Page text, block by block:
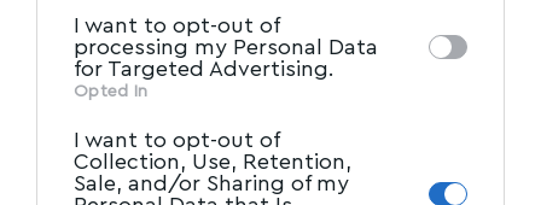
I want to opt-out of
processing my Personal Data
for Targeted Advertising.
Opted In
I want to opt-out of
Collection, Use, Retention,
Sale, and/or Sharing of my